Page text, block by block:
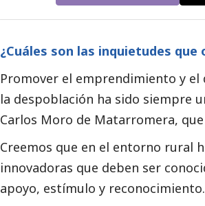
¿Cuáles son las inquietudes
Promover el emprendimiento y
la despoblación ha sido siempre
Carlos Moro de Matarromera,
Creemos que en el entorno rural
innovadoras que deben ser
apoyo, estímulo y reconocimiento.